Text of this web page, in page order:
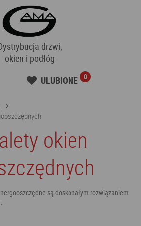
drzwi,
okien i podłóg
ULUBIONE 0
okien
są doskonałym rozwiązaniem